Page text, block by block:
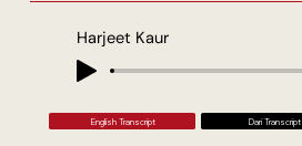
Harjeet Kaur
English Transcript Dari Transcript